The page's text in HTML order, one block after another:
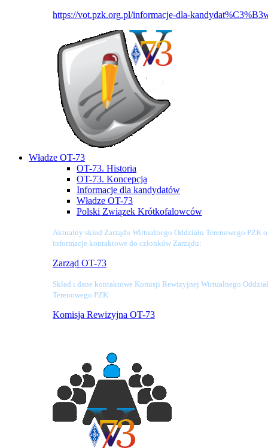
https://vot.pzk.org.pl/informacje-dla-
Władze OT-73
OT-73. Historia
OT-73. Koncepcja
Informacje dla kandydatów
Władze OT-73
Polski Związek Krótkofalowców
Aktualny skład Zarządu Wirtualnego Oddziału Terenowego PZK
informacje kontaktowe do członków Zarządu:
Zarząd OT-73
Skład i dane kontaktowe Komisji Rewizyjnej Wirtualnego
Terenowego PZK:
Komisja Rewizyjna OT-73